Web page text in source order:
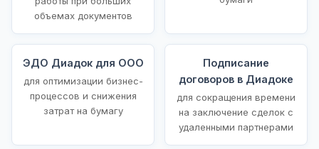
объемах документов
ЭДО Диадок для ООО
для оптимизации бизнес-
процессов и снижения
затрат на бумагу
Подписание
договоров в Диадоке
для сокращения времени
на заключение сделок с
удаленными партнерами